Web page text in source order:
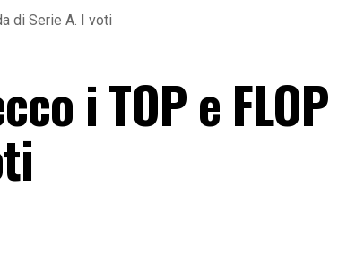
di Serie A. I voti
i TOP e FLOP